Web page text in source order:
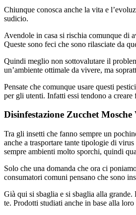
Chiunque conosca anche la vita e
sudicio.
Avendole in casa si rischia comunque di
Queste sono feci che sono rilasciate da
Quindi meglio non sottovalutare il
un’ambiente ottimale da vivere, ma
Pensate che comunque usare questi
per gli utenti. Infatti essi tendono a
Disinfestazione Zucchet
Tra gli insetti che fanno sempre un
anche a trasportare tante tipologie di
sempre ambienti molto sporchi, quindi
Solo che una domanda che ora ci
consumatori comuni pensano che sono
Già qui si sbaglia e si sbaglia alla
te. Prodotti studiati anche in base alla